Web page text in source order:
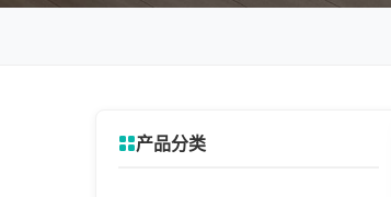
产品分类